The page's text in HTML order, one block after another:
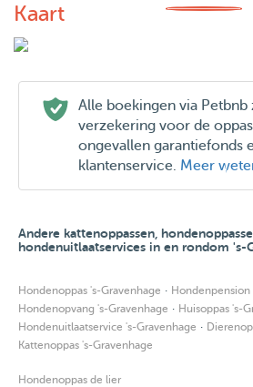
Kaart
Alle boekingen via
verzekering voor de
ongevallen garantiefonds
klantenservice. Meer
Andere kattenoppassen,
hondenuitlaatservices in en rondom 's-
Hondenoppas 's-Gravenhage · Hondenpension
Hondenopvang 's-Gravenhage · Huisoppas 's-
Hondenuitlaatservice 's-Gravenhage ·
Kattenoppas 's-Gravenhage
Hondenoppas de lier